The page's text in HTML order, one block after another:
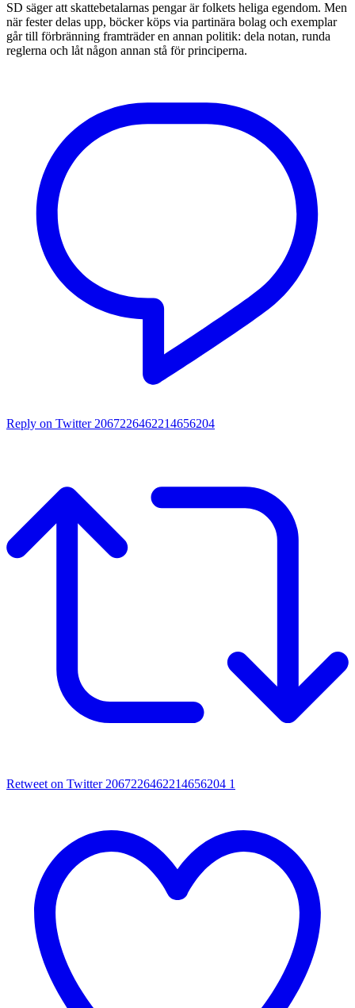
SD säger att skattebetalarnas pengar är folkets heliga egendom. Men
när fester delas upp, böcker köps via partinära bolag och exemplar
går till förbränning framträder en annan politik: dela notan, runda
reglerna och låt någon annan stå för principerna.
Reply on Twitter 2067226462214656204
Retweet on Twitter 2067226462214656204 1